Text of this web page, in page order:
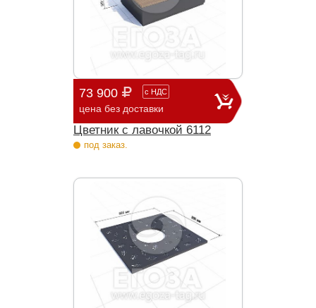
73 900 с НДС
цена без доставки
Цветник с лавочкой 6112
под заказ.